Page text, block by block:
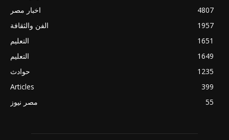
اخبار مصر
4807
الفن والثقافة
1957
التعليم
1651
التعليم
1649
حوادث
1235
Articles
399
مصر نيوز
55